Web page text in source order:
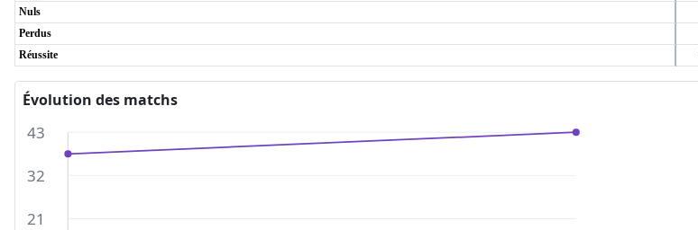
Nuls
Perdus
Réussite
Évolution des matchs
43
32
21